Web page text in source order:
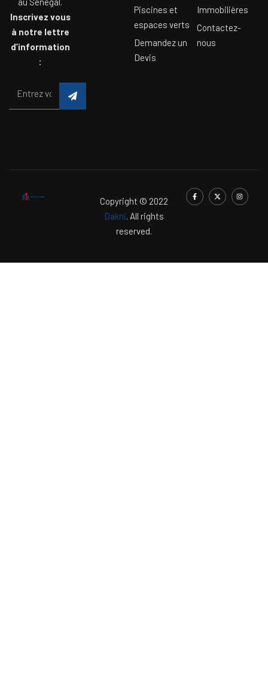
Inscrivez vous
à notre lettre
d’information
:
Piscines et
espaces verts
Demandez un
Devis
Immobilières
Contactez-
nous
Copyright © 2022
Dakni. All rights
reserved.